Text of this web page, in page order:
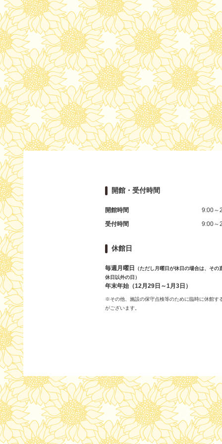
開館・受付時間
開館時間
9:00～
受付時間
9:00～
休館日
毎週月曜日
（ただし月曜日が休日の場合は、その
休日以外の日）
年末年始（12月29日～1月3日）
※その他、施設の保守点検等のために臨時に休館す
がございます。